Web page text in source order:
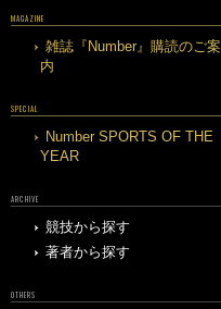
MAGAZINE
雑誌『Number』購読のご案
内
SPECIAL
Number SPORTS OF THE
YEAR
ARCHIVE
競技から探す
著者から探す
OTHERS